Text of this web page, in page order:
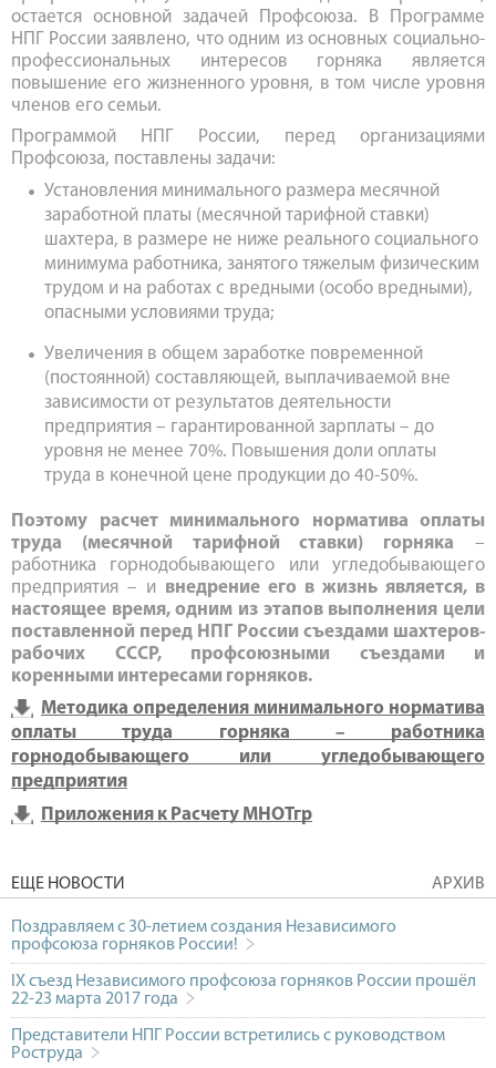
остается основной задачей Профсоюза. В Программе
НПГ России заявлено, что одним из основных социально-
профессиональных интересов горняка является
повышение его жизненного уровня, в том числе уровня
членов его семьи.
Программой НПГ России, перед организациями
Профсоюза, поставлены задачи:
Установления минимального размера месячной
заработной платы (месячной тарифной ставки)
шахтера, в размере не ниже реального социального
минимума работника, занятого тяжелым физическим
трудом и на работах с вредными (особо вредными),
опасными условиями труда;
Увеличения в общем заработке повременной
(постоянной) составляющей, выплачиваемой вне
зависимости от результатов деятельности
предприятия – гарантированной зарплаты – до
уровня не менее 70%. Повышения доли оплаты
труда в конечной цене продукции до 40-50%.
Поэтому расчет минимального норматива оплаты
труда (месячной тарифной ставки) горняка –
работника горнодобывающего или угледобывающего
предприятия – и внедрение его в жизнь является, в
настоящее время, одним из этапов выполнения цели
поставленной перед НПГ России съездами шахтеров-
рабочих СССР, профсоюзными съездами и
коренными интересами горняков.
Методика определения минимального норматива
оплаты труда горняка – работника
горнодобывающего или угледобывающего
предприятия
Приложения к Расчету МНОТгр
ЕЩЕ НОВОСТИ АРХИВ
Поздравляем с 30-летием создания Независимого
профсоюза горняков России!
IX съезд Независимого профсоюза горняков России прошёл
22-23 марта 2017 года
Представители НПГ России встретились с руководством
Роструда